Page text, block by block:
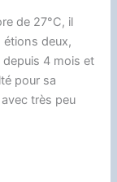
de 27°C, il
étions deux,
depuis 4 mois et
pour sa
très peu